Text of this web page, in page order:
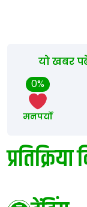
यो खबर
0%
मनपर्यो